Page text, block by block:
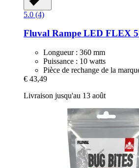
5.0 (4)
Fluval Rampe LED FLEX
Longueur : 360 mm
Puissance : 10 watts
Pièce de rechange de la
€ 43,49
Livraison jusqu'au 13 août